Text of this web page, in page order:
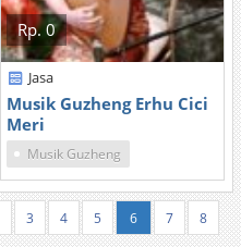
Rp. 0
Jasa
Musik Guzheng Erhu Cici
Meri
Musik Guzheng
3 4 5 6 7 8